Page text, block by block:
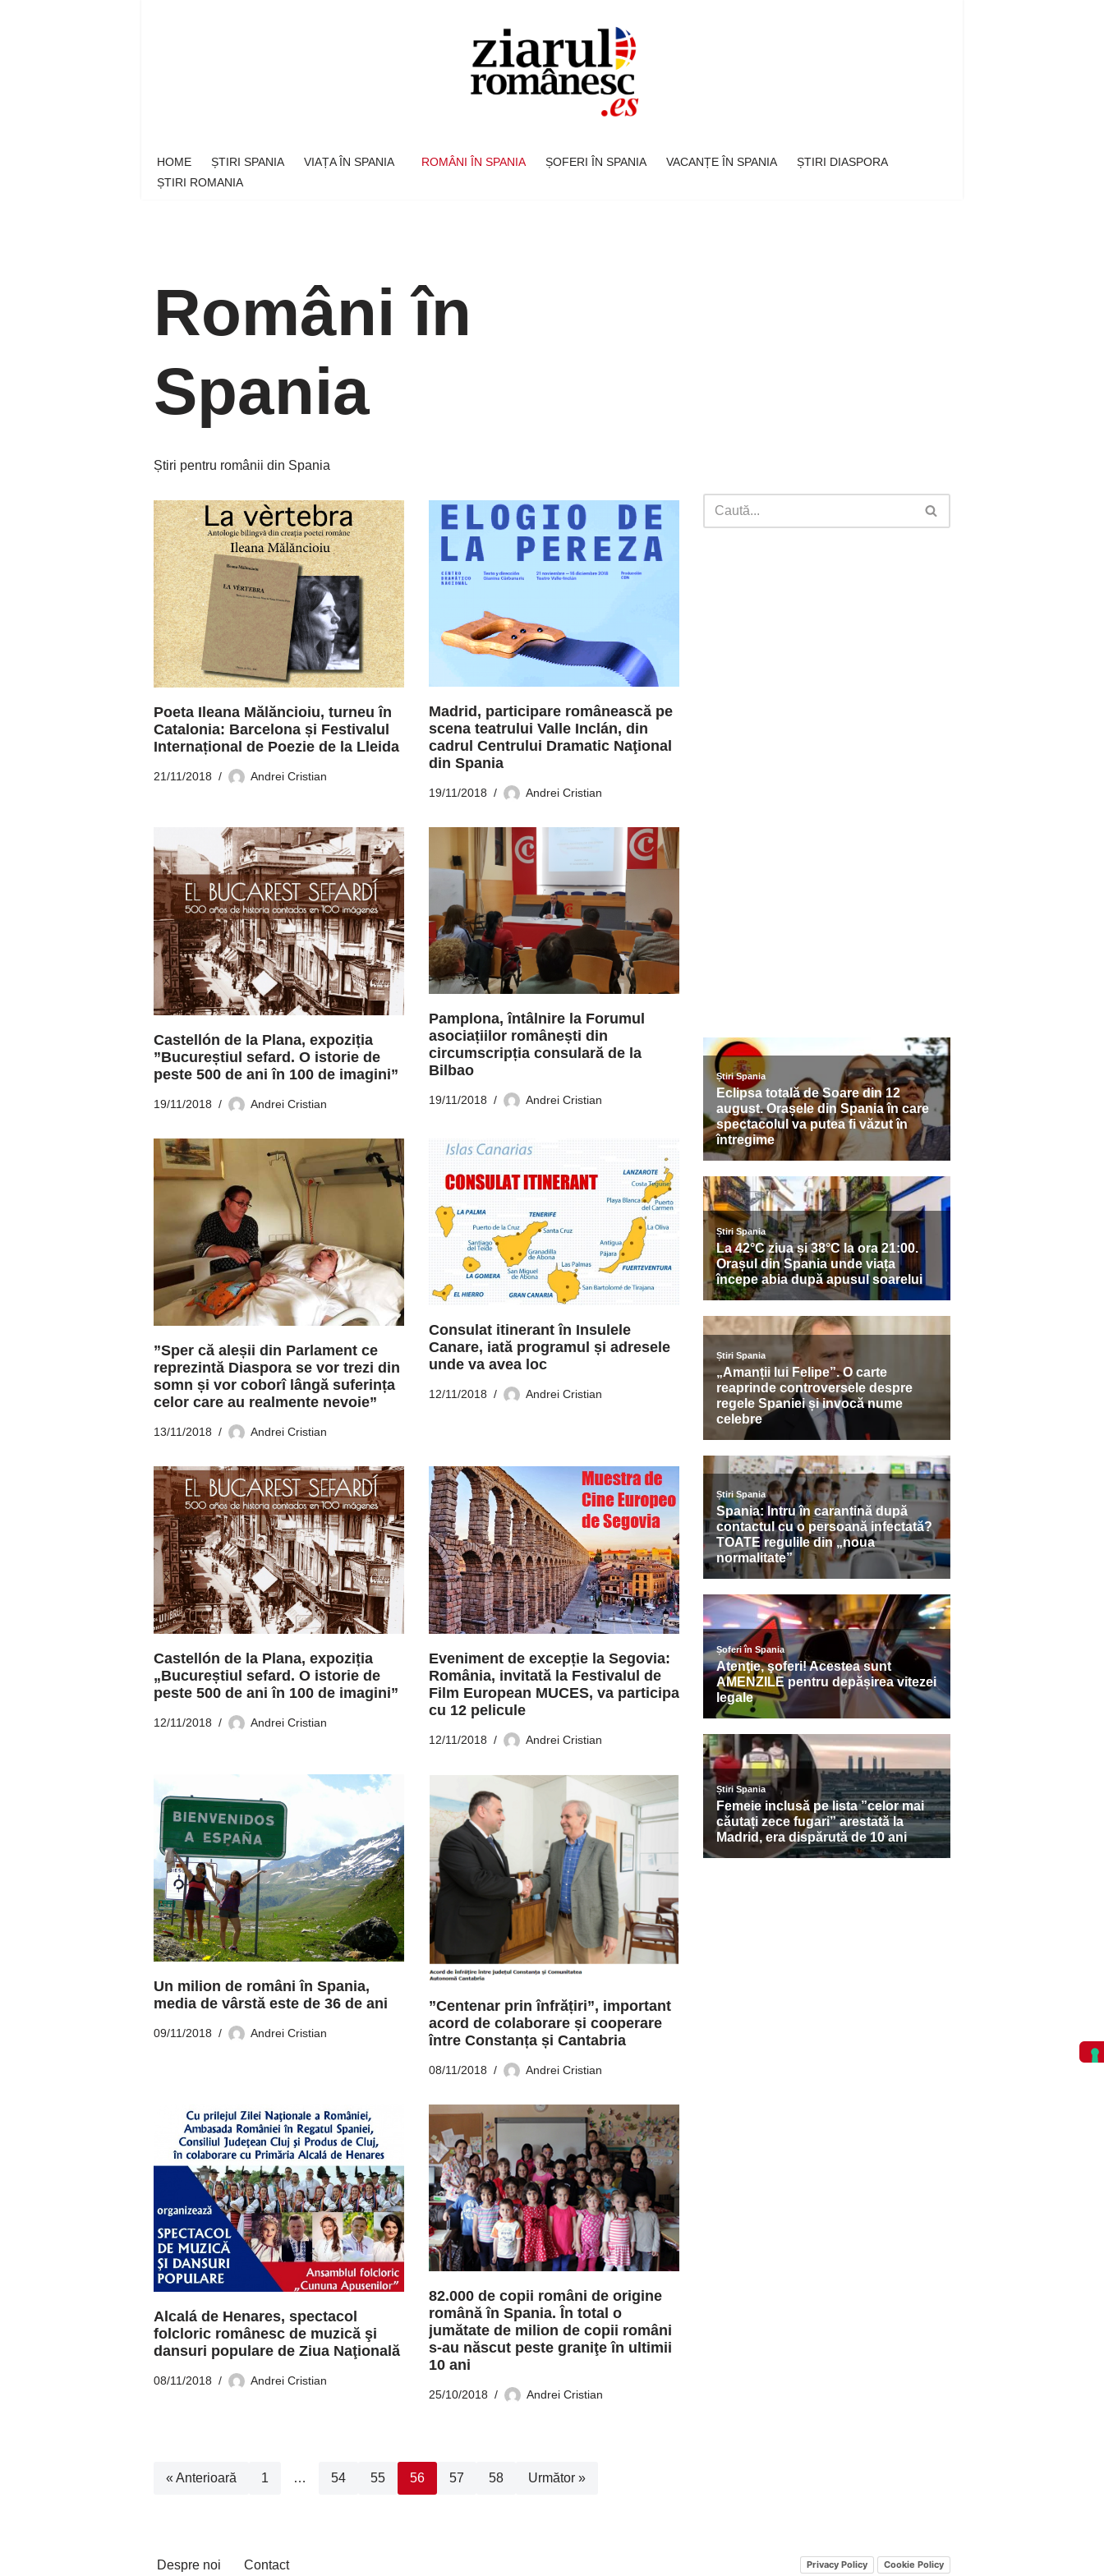
HOME ȘTIRI SPANIA VIAȚA ÎN SPANIA ROMÂNI ÎN SPANIA ȘOFERI ÎN SPANIA VACANȚE ÎN SPANIA
ȘTIRI DIASPORA
ȘTIRI ROMANIA
Români în
Spania
Știri pentru românii din Spania
Poeta Ileana Mălăncioiu, turneu în
Catalonia: Barcelona și Festivalul
Internațional de Poezie de la Lleida
21/11/2018 Andrei Cristian
Madrid, participare românească pe
scena teatrului Valle Inclán, din
cadrul Centrului Dramatic Naţional
din Spania
19/11/2018 Andrei Cristian
Castellón de la Plana, expoziția
”Bucureștiul sefard. O istorie de
peste 500 de ani în 100 de imagini”
19/11/2018 Andrei Cristian
Pamplona, întâlnire la Forumul
asociațiilor românești din
circumscripția consulară de la
Bilbao
19/11/2018 Andrei Cristian
”Sper că aleșii din Parlament ce
reprezintă Diaspora se vor trezi din
somn și vor coborî lângă suferința
celor care au realmente nevoie”
13/11/2018 Andrei Cristian
Consulat itinerant în Insulele
Canare, iată programul și adresele
unde va avea loc
12/11/2018 Andrei Cristian
Castellón de la Plana, expoziția
„Bucureștiul sefard. O istorie de
peste 500 de ani în 100 de imagini”
12/11/2018 Andrei Cristian
Eveniment de excepție la Segovia:
România, invitată la Festivalul de
Film European MUCES, va participa
cu 12 pelicule
12/11/2018 Andrei Cristian
Un milion de români în Spania,
media de vârstă este de 36 de ani
09/11/2018 Andrei Cristian
”Centenar prin înfrățiri”, important
acord de colaborare și cooperare
între Constanța și Cantabria
08/11/2018 Andrei Cristian
Alcalá de Henares, spectacol
folcloric românesc de muzică şi
dansuri populare de Ziua Naţională
08/11/2018 Andrei Cristian
82.000 de copii români de origine
română în Spania. În total o
jumătate de milion de copii români
s-au născut peste graniţe în ultimii
10 ani
25/10/2018 Andrei Cristian
« Anterioară 1 … 54 55 56 57 58 Următor »
Despre noi Contact Privacy Policy Cookie Policy